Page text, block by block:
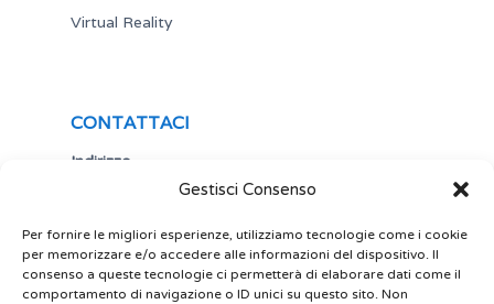
Gestisci Consenso
Per fornire le migliori esperienze, utilizziamo tecnologie come i cookie
per memorizzare e/o accedere alle informazioni del dispositivo. Il
consenso a queste tecnologie ci permetterà di elaborare dati come il
comportamento di navigazione o ID unici su questo sito. Non
Virtual Reality
CONTATTACI
Indirizzo
Via Antonio Gramsci,19
Italia
Telefono